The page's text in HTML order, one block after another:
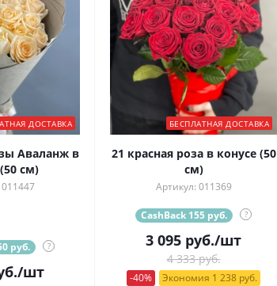
ДОСТАВКА
Аваланж в
см)
руб. ?
/шт
БЕСПЛАТНАЯ ДОСТАВКА
21 красная роза в конусе (50
см)
Артикул: 011369
CashBack 155 руб. ?
3 095 руб./шт
4 333 руб.
-40% Экономия 1 238 руб.